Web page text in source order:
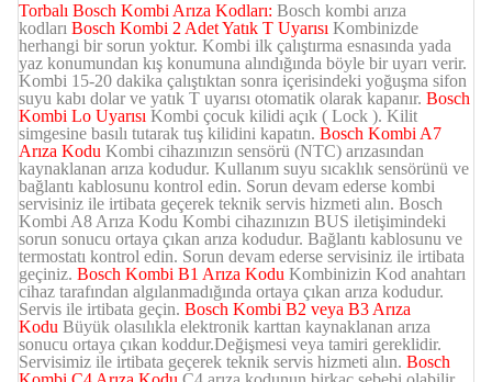
Torbalı Bosch Kombi Arıza Kodları: Bosch kombi arıza
kodları Bosch Kombi 2 Adet Yatık T Uyarısı Kombinizde
herhangi bir sorun yoktur. Kombi ilk çalıştırma esnasında yada
yaz konumundan kış konumuna alındığında böyle bir uyarı verir.
Kombi 15-20 dakika çalıştıktan sonra içerisindeki yoğuşma sifon
suyu kabı dolar ve yatık T uyarısı otomatik olarak kapanır. Bosch
Kombi Lo Uyarısı Kombi çocuk kilidi açık ( Lock ). Kilit
simgesine basılı tutarak tuş kilidini kapatın. Bosch Kombi A7
Arıza Kodu Kombi cihazınızın sensörü (NTC) arızasından
kaynaklanan arıza kodudur. Kullanım suyu sıcaklık sensörünü ve
bağlantı kablosunu kontrol edin. Sorun devam ederse kombi
servisiniz ile irtibata geçerek teknik servis hizmeti alın. Bosch
Kombi A8 Arıza Kodu Kombi cihazınızın BUS iletişimindeki
sorun sonucu ortaya çıkan arıza kodudur. Bağlantı kablosunu ve
termostatı kontrol edin. Sorun devam ederse servisiniz ile irtibata
geçiniz. Bosch Kombi B1 Arıza Kodu Kombinizin Kod anahtarı
cihaz tarafından algılanmadığında ortaya çıkan arıza kodudur.
Servis ile irtibata geçin. Bosch Kombi B2 veya B3 Arıza
Kodu Büyük olasılıkla elektronik karttan kaynaklanan arıza
sonucu ortaya çıkan koddur.Değişmesi veya tamiri gereklidir.
Servisimiz ile irtibata geçerek teknik servis hizmeti alın. Bosch